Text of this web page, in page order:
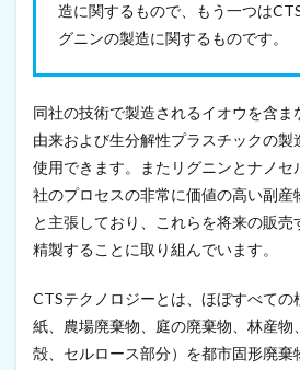
ド
で
藻
ら
ノ
セ
ル
ロ
ー
ス
る
研
造に関するもので、もう一つは
グニンの製造に関するものです。
同社の技術で製造されるイオウを含
由来および生分解性プラスチックの製
使用できます。またリグニンとナノセ
社のプロセスの非常に価値の高い副産
と主張しており、これらを将来の販
精製することに取り組んでいます。
CTSテクノロジーとは、ほぼすべての
紙、農場廃棄物、庭の廃棄物、林産物
殻、セルロース部分）を都市固形廃棄